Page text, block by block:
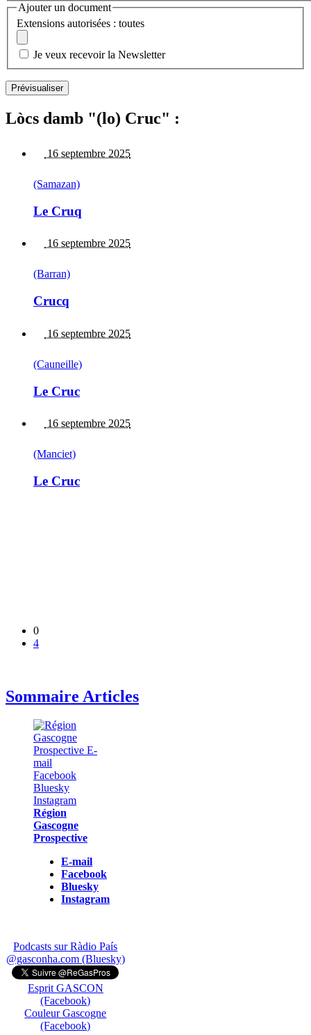
Ajouter un document
Extensions autorisées : toutes
Je veux recevoir la Newsletter
Lòcs damb "(lo) Cruc" :
16 septembre 2025
(Samazan)
Le Cruq
16 septembre 2025
(Barran)
Crucq
16 septembre 2025
(Cauneille)
Le Cruc
16 septembre 2025
(Manciet)
Le Cruc
0
4
Sommaire Articles
Région
Gascogne
Prospective
E-mail
Facebook
Bluesky
Instagram
Podcasts sur Ràdio País
@gasconha.com (Bluesky)
Esprit GASCON
(Facebook)
Couleur Gascogne
(Facebook)